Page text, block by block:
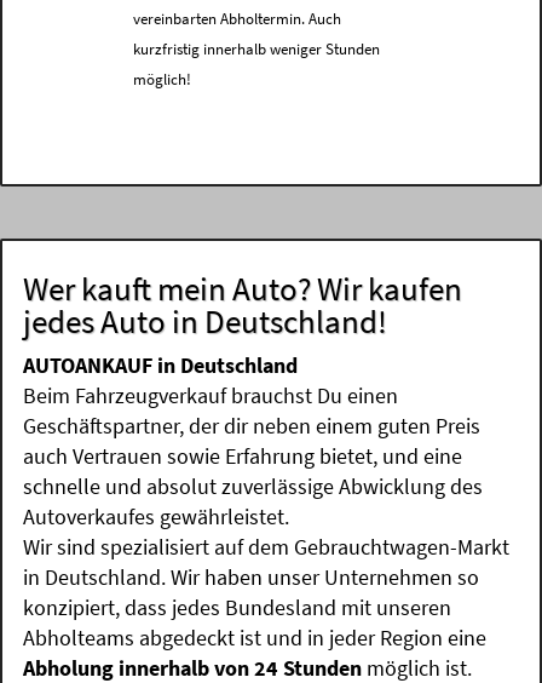
vereinbarten Abholtermin. Auch
kurzfristig innerhalb weniger Stunden
möglich!
Wer kauft mein Auto? Wir kaufen
jedes Auto in Deutschland!
AUTOANKAUF in Deutschland
Beim Fahrzeugverkauf brauchst Du einen
Geschäftspartner, der dir neben einem guten Preis
auch Vertrauen sowie Erfahrung bietet, und eine
schnelle und absolut zuverlässige Abwicklung des
Autoverkaufes gewährleistet.
Wir sind spezialisiert auf dem Gebrauchtwagen-Markt
in Deutschland. Wir haben unser Unternehmen so
konzipiert, dass jedes Bundesland mit unseren
Abholteams abgedeckt ist und in jeder Region eine
Abholung innerhalb von 24 Stunden möglich ist.